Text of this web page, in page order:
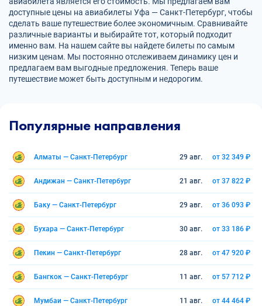
доступные цены на авиабилеты Уфа — Санкт-Петербург, чтобы
сделать ваше путешествие более экономичным. Сравнивайте
различные варианты и выбирайте тот, который подходит
именно вам. На нашем сайте вы найдете билеты по самым
низким ценам. Мы постоянно отслеживаем динамику цен и
предлагаем вам выгодные предложения. Теперь ваше
путешествие может быть доступным и недорогим.
Популярные направления
Алматы — Санкт-Петербург 29 авг. от 32 349 ₽
Андижан — Санкт-Петербург 21 авг. от 37 822 ₽
Баку — Санкт-Петербург 29 авг. от 36 093 ₽
Бухара — Санкт-Петербург 30 авг. от 33 186 ₽
Пекин — Санкт-Петербург 28 авг. от 47 920 ₽
Бангкок — Санкт-Петербург 11 авг. от 57 712 ₽
Мумбаи — Санкт-Петербург 11 авг. от 44 464 ₽